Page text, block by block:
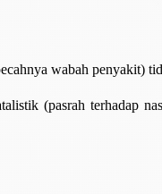
wabah
(pasrah terhadap